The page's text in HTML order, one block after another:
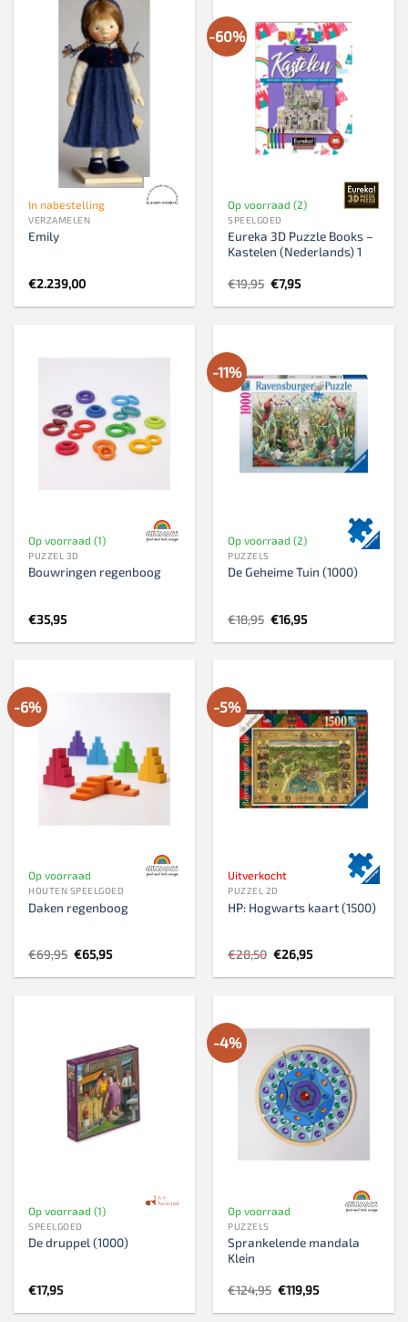
In nabestelling
VERZAMELEN
Emily
€2.239,00
-60%
Op voorraad (2)
SPEELGOED
Eureka 3D Puzzle Books –
Kastelen (Nederlands) 1
€19,95 Oorspronkelijke
prijs
was:
€7,95Huidige
is:
Op voorraad (1)
PUZZEL 3D
Bouwringen regenboog
€35,95
-11%
Op voorraad (2)
PUZZELS
De Geheime Tuin (1000)
€18,95 Oorspronkelijke
prijs
was:
€16,95Huidige
is:
-6%
Op voorraad
HOUTEN SPEELGOED
Daken regenboog
€69,95 Oorspronkelijke
prijs
was:
€65,95Huidige
is:
-5%
Uitverkocht
PUZZEL 2D
HP: Hogwarts kaart (1500)
€28,50 Oorspronkelijke
prijs
was:
€26,95Huidige
is:
Op voorraad (1)
SPEELGOED
De druppel (1000)
€17,95
-4%
Op voorraad
PUZZELS
Sprankelende mandala
Klein
€124,95 Oorspronkelijke
prijs
was:
€119,95Huidige
is: